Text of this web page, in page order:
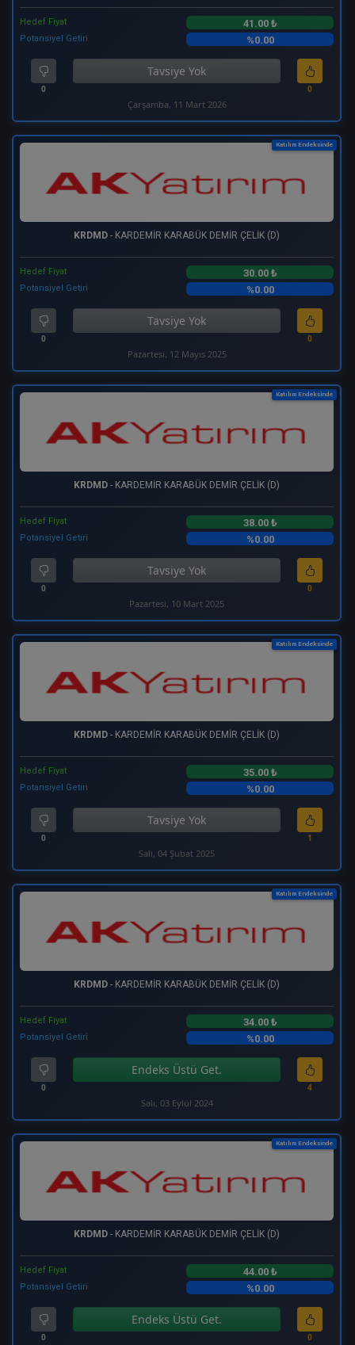
Hedef Fiyat 41.00 ₺
Potansiyel Getiri %0.00
0
Tavsiye Yok
0
Çarşamba, 11 Mart 2026
Katılım Endeksinde
KRDMD - KARDEMİR KARABÜK DEMİR ÇELİK (D)
Hedef Fiyat 30.00 ₺
Potansiyel Getiri %0.00
0
Tavsiye Yok
0
Pazartesi, 12 Mayıs 2025
Katılım Endeksinde
KRDMD - KARDEMİR KARABÜK DEMİR ÇELİK (D)
Hedef Fiyat 38.00 ₺
Potansiyel Getiri %0.00
0
Tavsiye Yok
0
Pazartesi, 10 Mart 2025
Katılım Endeksinde
KRDMD - KARDEMİR KARABÜK DEMİR ÇELİK (D)
Hedef Fiyat 35.00 ₺
Potansiyel Getiri %0.00
0
Tavsiye Yok
1
Salı, 04 Şubat 2025
Katılım Endeksinde
KRDMD - KARDEMİR KARABÜK DEMİR ÇELİK (D)
Hedef Fiyat 34.00 ₺
Potansiyel Getiri %0.00
0
Endeks Üstü Get.
4
Salı, 03 Eylül 2024
Katılım Endeksinde
KRDMD - KARDEMİR KARABÜK DEMİR ÇELİK (D)
Hedef Fiyat 44.00 ₺
Potansiyel Getiri %0.00
0
Endeks Üstü Get.
0